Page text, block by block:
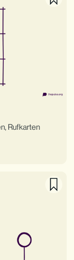
Rufkarten